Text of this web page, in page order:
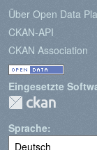
Über Open Data
CKAN-API
CKAN Association
Eingesetzte
Sprache